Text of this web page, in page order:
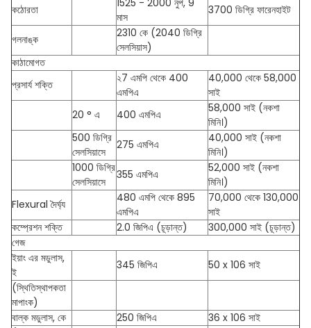
কঠোরতা
1525 - 2000 নুপ, 9
মাস
3700 ডিগ্রি ফারেনহাইট
গলনাঙ্ক
2310 কে (2040 ডিগ্রি
সেলসিয়াস)
কাঠামোগত
প্রসার্য শক্তি
২7 এমপি থেকে 400
এমপিএ
40,000 থেকে 58,000
সাই
20 ° এ
400 এমপিএ
58,000 সাই (নকশা
মিনি।)
500 ডিগ্রি
সেলসিয়াসে
275 এমপিএ
40,000 সাই (নকশা
মিনি।)
1000 ডিগ্রি
সেলসিয়াসে
355 এমপিএ
52,000 সাই (নকশা
মিনি।)
Flexural দৈর্ঘ্য
480 এমপি থেকে 895
এমপিএ
70,000 থেকে 130,000
সাই
কম্প্রেশন শক্তি
2.0 জিপিএ (চূড়ান্ত)
300,000 সাই (চূড়ান্ত)
গেজ
ইয়াং এর মডুলাস,
ই
345 জিপিএ
50 x 106 সাই
(স্থিতিস্থাপকতা
মাপাংক)
বাল্ক মডুলাস, কে
250 জিপিএ
36 x 106 সাই